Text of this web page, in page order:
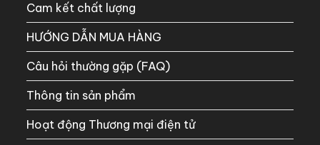
Cam kết chất lượng
HƯỚNG DẪN MUA HÀNG
Câu hỏi thường gặp (FAQ)
Thông tin sản phẩm
Hoạt động Thương mại điện tử